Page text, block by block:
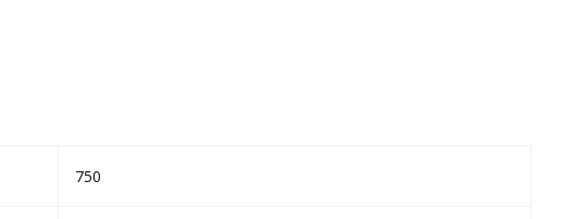
750